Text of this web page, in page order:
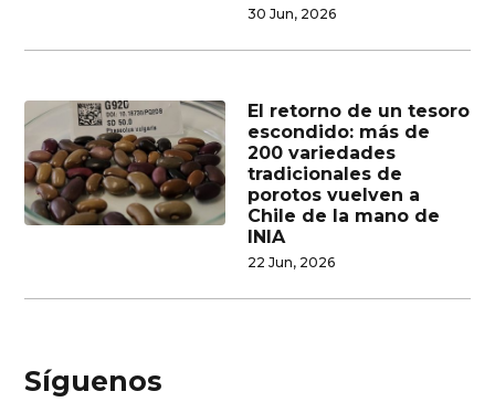
30 Jun, 2026
El retorno de un tesoro
escondido: más de
200 variedades
tradicionales de
porotos vuelven a
Chile de la mano de
INIA
22 Jun, 2026
Síguenos